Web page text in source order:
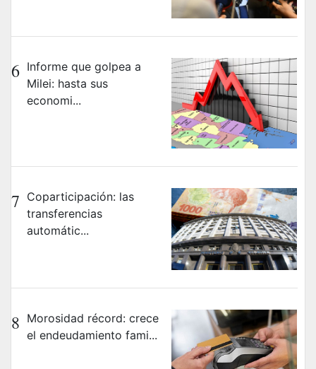
6 Informe que golpea a
Milei: hasta sus
economi...
7 Coparticipación: las
transferencias
automátic...
8 Morosidad récord: crece
el endeudamiento fami...